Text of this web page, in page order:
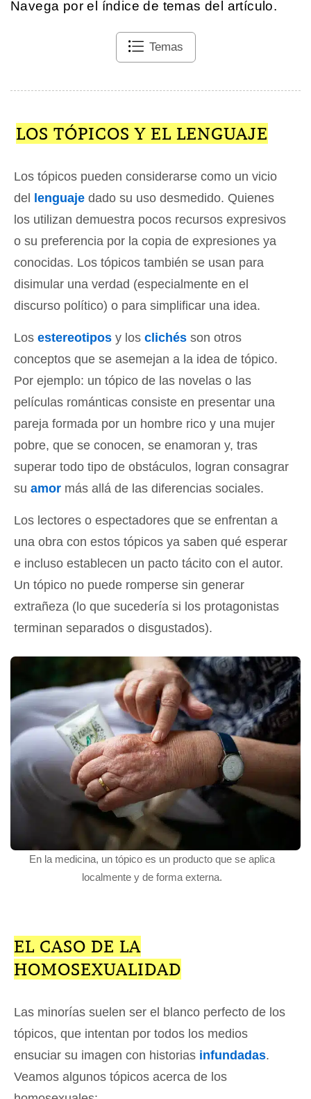
Navega por el índice de temas del artículo.
Temas
LOS TÓPICOS Y EL LENGUAJE
Los tópicos pueden considerarse como un vicio
del lenguaje dado su uso desmedido. Quienes
los utilizan demuestra pocos recursos expresivos
o su preferencia por la copia de expresiones ya
conocidas. Los tópicos también se usan para
disimular una verdad (especialmente en el
discurso político) o para simplificar una idea.
Los estereotipos y los clichés son otros
conceptos que se asemejan a la idea de tópico.
Por ejemplo: un tópico de las novelas o las
películas románticas consiste en presentar una
pareja formada por un hombre rico y una mujer
pobre, que se conocen, se enamoran y, tras
superar todo tipo de obstáculos, logran consagrar
su amor más allá de las diferencias sociales.
Los lectores o espectadores que se enfrentan a
una obra con estos tópicos ya saben qué esperar
e incluso establecen un pacto tácito con el autor.
Un tópico no puede romperse sin generar
extrañeza (lo que sucedería si los protagonistas
terminan separados o disgustados).
En la medicina, un tópico es un producto que se aplica
localmente y de forma externa.
EL CASO DE LA
HOMOSEXUALIDAD
Las minorías suelen ser el blanco perfecto de los
tópicos, que intentan por todos los medios
ensuciar su imagen con historias infundadas.
Veamos algunos tópicos acerca de los